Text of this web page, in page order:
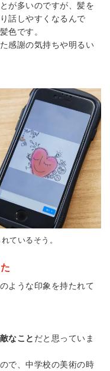
が多いのですが、髪を
話しやすくなるんで
色です。
感謝の気持ちや明るい
ているそう。
ような印象を持たれて
なこと だと思っていま
で、中学校の美術の時